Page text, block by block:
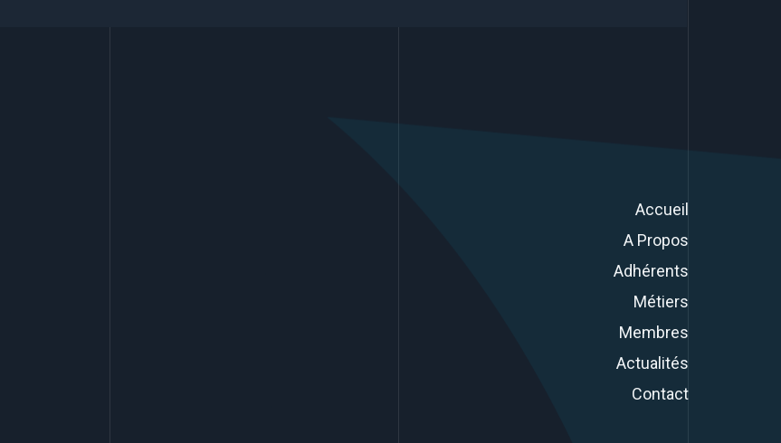
Accueil
A Propos
Adhérents
Métiers
Membres
Actualités
Contact